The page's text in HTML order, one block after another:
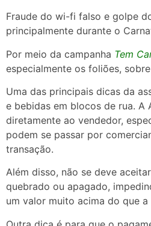
Fraude do wi-fi falso e golpe
principalmente durante o
Por meio da campanha Tem
especialmente os foliões,
Uma das principais dicas da
e bebidas em blocos de rua. A
diretamente ao vendedor,
podem se passar por
transação.
Além disso, não se deve
quebrado ou apagado,
um valor muito acima do que